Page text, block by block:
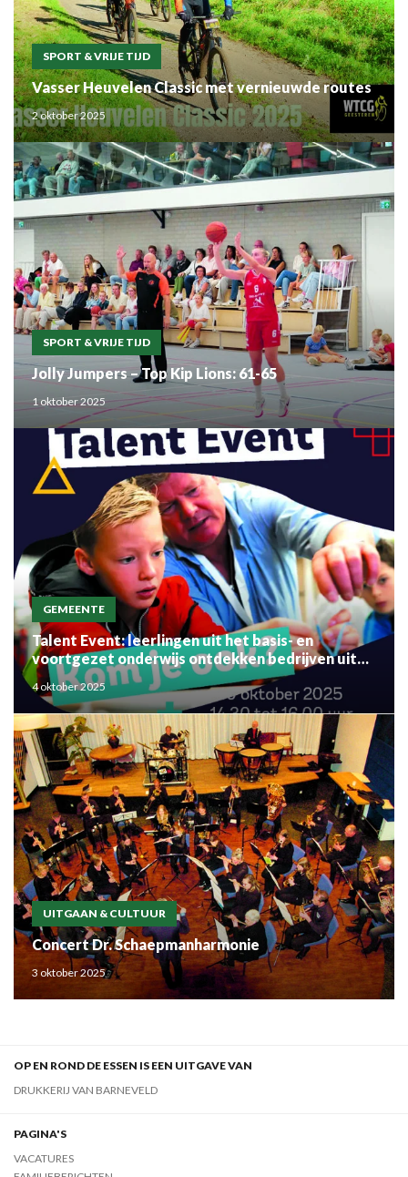
SPORT & VRIJE TIJD
Vasser Heuvelen Classic met vernieuwde routes
2 oktober 2025
SPORT & VRIJE TIJD
Jolly Jumpers – Top Kip Lions: 61-65
1 oktober 2025
GEMEENTE
Talent Event: leerlingen uit het basis- en
voortgezet onderwijs ontdekken bedrijven uit
de regio
4 oktober 2025
UITGAAN & CULTUUR
Concert Dr. Schaepmanharmonie
3 oktober 2025
OP EN ROND DE ESSEN IS EEN UITGAVE VAN
DRUKKERIJ VAN BARNEVELD
PAGINA'S
VACATURES